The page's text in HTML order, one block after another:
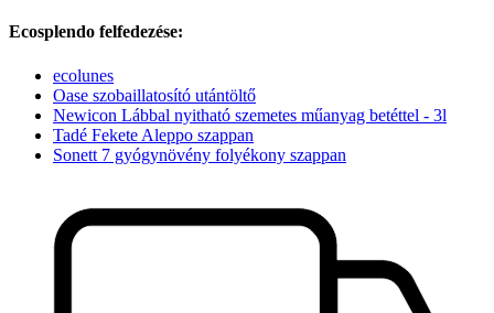
Ecosplendo felfedezése:
ecolunes
Oase szobaillatosító utántöltő
Newicon Lábbal nyitható szemetes műanyag betéttel - 3l
Tadé Fekete Aleppo szappan
Sonett 7 gyógynövény folyékony szappan